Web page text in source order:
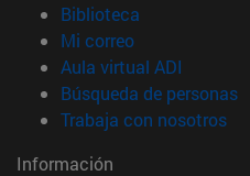
Biblioteca
Mi correo(abre en
Aula virtual ADI
Búsqueda de personas
Trabaja con nosotros
Información